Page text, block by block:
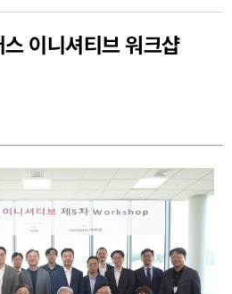
이니셔티브 워크샵